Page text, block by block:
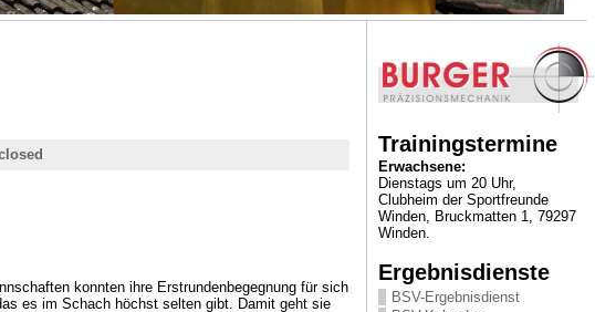
konnten ihre Erstrundenbegegnung für sich
es im Schach höchst selten gibt. Damit geht sie
Trainingstermine
Erwachsene:
Dienstags um 20 Uhr,
Clubheim der Sportfreunde
Winden, Bruckmatten 1, 79297
Winden.
Ergebnisdienste
BSV-Ergebnisdienst